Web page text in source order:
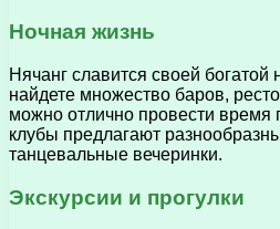
Ночная жизнь
Нячанг славится своей
найдете множество баров,
можно отлично провести время
клубы предлагают
танцевальные вечеринки.
Экскурсии и прогулки